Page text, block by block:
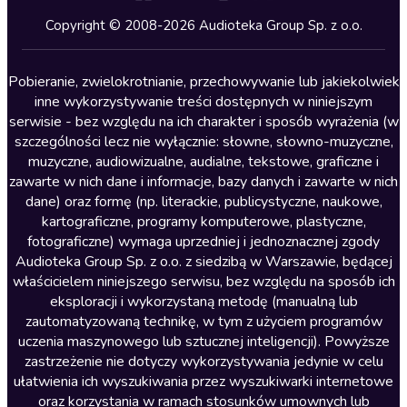
Kryminały
Lektury szkolne
Literatura anglojęzyczna
Literatura faktu
Literatura obyczajowa
Literatura piękna obca
Literatura piękna polska
Nagrania relaksacyjne
Nauka języków
Nauki humanistyczne
Podcasty i audycje
Polityka
Prasa
Copyright © 2008-2026 Audioteka Group Sp. z o.o.
Pobieranie, zwielokrotnianie, przechowywanie lub jakiekolwiek
inne wykorzystywanie treści dostępnych w niniejszym
serwisie - bez względu na ich charakter i sposób wyrażenia (w
szczególności lecz nie wyłącznie: słowne, słowno-muzyczne,
muzyczne, audiowizualne, audialne, tekstowe, graficzne i
zawarte w nich dane i informacje, bazy danych i zawarte w nich
dane) oraz formę (np. literackie, publicystyczne, naukowe,
kartograficzne, programy komputerowe, plastyczne,
fotograficzne) wymaga uprzedniej i jednoznacznej zgody
Audioteka Group Sp. z o.o. z siedzibą w Warszawie, będącej
właścicielem niniejszego serwisu, bez względu na sposób ich
eksploracji i wykorzystaną metodę (manualną lub
zautomatyzowaną technikę, w tym z użyciem programów
uczenia maszynowego lub sztucznej inteligencji). Powyższe
zastrzeżenie nie dotyczy wykorzystywania jedynie w celu
ułatwienia ich wyszukiwania przez wyszukiwarki internetowe
oraz korzystania w ramach stosunków umownych lub